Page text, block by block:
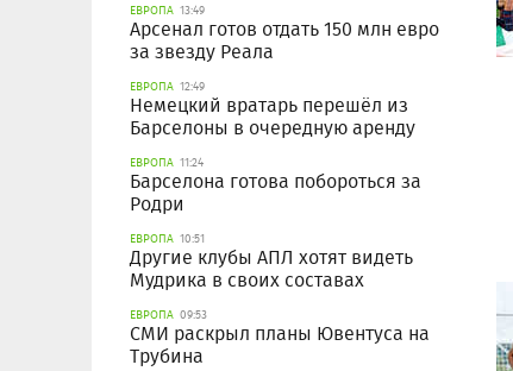
ЕВРОПА 13:49
Арсенал готов отдать 150 млн евро
за звезду Реала
ЕВРОПА 12:49
Немецкий вратарь перешёл из
Барселоны в очередную аренду
ЕВРОПА 11:24
Барселона готова побороться за
Родри
ЕВРОПА 10:51
Другие клубы АПЛ хотят видеть
Мудрика в своих составах
ЕВРОПА 09:53
СМИ раскрыл планы Ювентуса на
Трубина